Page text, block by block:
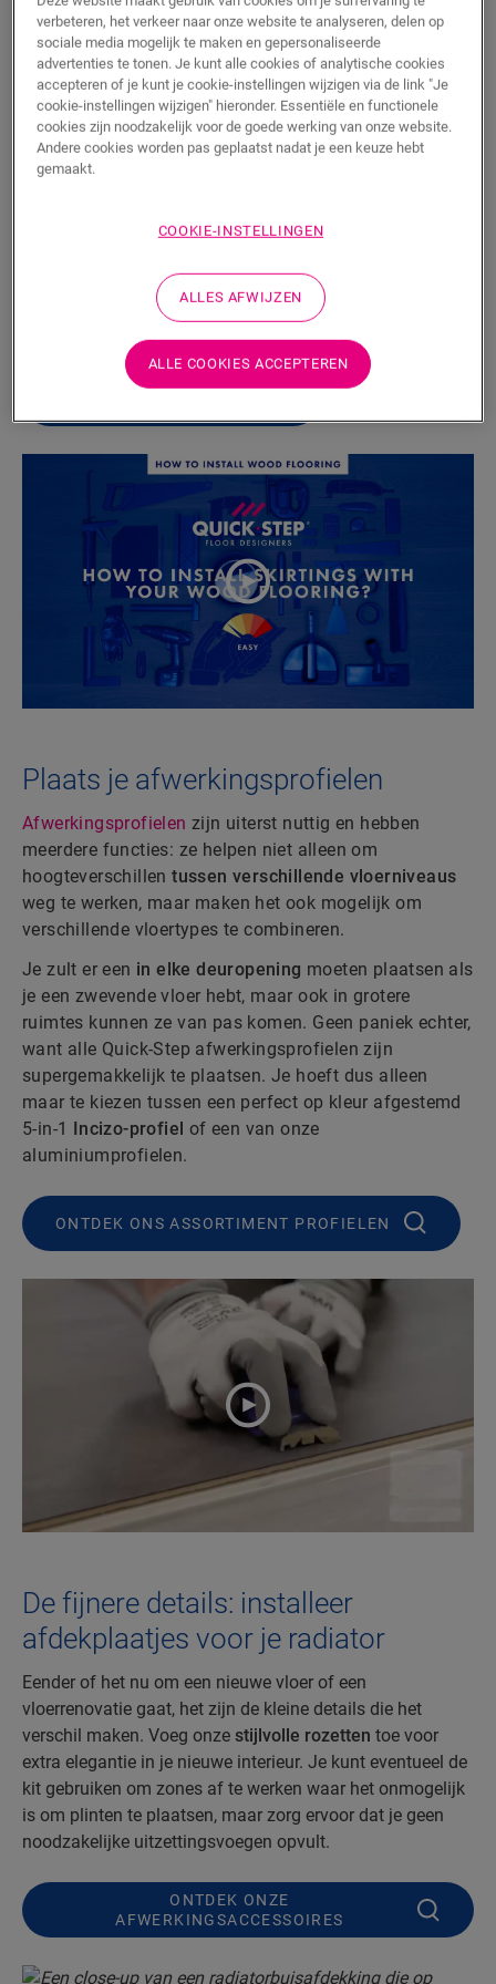
de passende planken voor je vloer uitgekozen hebt, ga
je als volgt te werk:
Meet eerst de lengte van je muren van hoek tot
hoek.
Gebruik een cirkelzaag om de plinten in de juiste
hoek te zagen.
Breng nu deFoamstripenHydrokit
Meer info over het plaatsen van plinten op een parketvloer
Plaats je afwerkingsprofielen
Afwerkingsprofielen zijn uiterst nuttig en hebben
meerdere functies: ze helpen niet alleen om
hoogteverschillentussen verschillende vloerniveaus
weg te werken, maar maken het ook mogelijk om
verschillende vloertypes te combineren.
Je zult er een in elke deuropening moeten plaatsen als
je een zwevende vloer hebt, maar ook in grotere
ruimtes kunnen ze van pas komen. Geen paniek echter,
want alle Quick-Step afwerkingsprofielen zijn
supergemakkelijk te plaatsen. Je hoeft dus alleen
maar te kiezen tussen een perfect op kleur afgestemd
5-in-1 Incizo-profiel of een van onze
aluminiumprofielen.
ONTDEK ONS ASSORTIMENT PROFIELEN
De fijnere details: installeer
afdekplaatjes voor je radiator
Eender of het nu om een nieuwe vloer of een
vloerrenovatie gaat, het zijn de kleine details die het
verschil maken. Voeg onze stijlvolle rozetten toe voor
extra elegantie in je nieuwe interieur. Je kunt eventueel de
kit gebruiken om zones af te werken waar het onmogelijk
is om plinten te plaatsen, maar zorg ervoor dat je geen
noodzakelijke uitzettingsvoegen opvult.
ONTDEK ONZE
AFWERKINGSACCESSOIRES
verbeteren, het verkeer naar onze website te analyseren, delen op
sociale media mogelijk te maken en gepersonaliseerde
advertenties te tonen. Je kunt alle cookies of analytische cookies
accepteren of je kunt je cookie-instellingen wijzigen via de link "Je
cookie-instellingen wijzigen" hieronder. Essentiële en functionele
cookies zijn noodzakelijk voor de goede werking van onze website.
Andere cookies worden pas geplaatst nadat je een keuze hebt
gemaakt.
COOKIE-INSTELLINGEN
ALLES AFWIJZEN
ALLE COOKIES ACCEPTEREN